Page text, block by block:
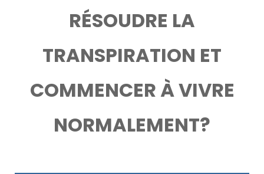
RÉSOUDRE LA
TRANSPIRATION ET
COMMENCER À VIVRE
NORMALEMENT?